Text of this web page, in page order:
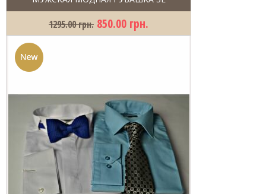
1295.00 грн. 850.00 грн.